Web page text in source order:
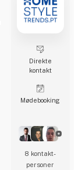
Direkte
kontakt
Møde­booking
8 kontakt­
personer